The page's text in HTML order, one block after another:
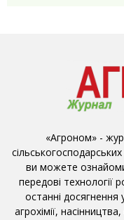
«Агроном» -
ви можете
передові технології
останні
агрохімії,